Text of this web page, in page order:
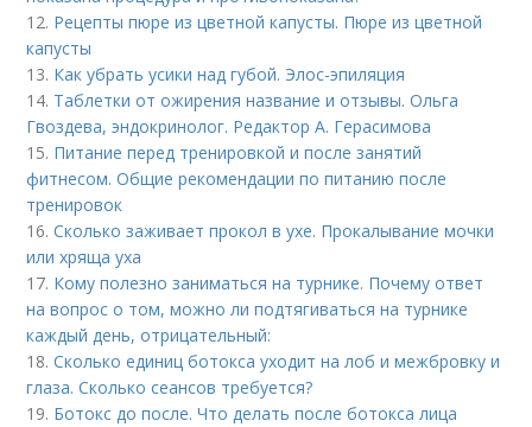
12. Рецепты пюре из цветной капусты. Пюре из цветной
капусты
13. Как убрать усики над губой. Элос-эпиляция
14. Таблетки от ожирения название и отзывы. Ольга
Гвоздева, эндокринолог. Редактор А. Герасимова
15. Питание перед тренировкой и после занятий
фитнесом. Общие рекомендации по питанию после
тренировок
16.Сколько заживает прокол в ухе. Прокалывание мочки
или хряща уха
17. Кому полезно заниматься на турнике. Почему ответ
на вопрос о том, можно ли подтягиваться на турнике
каждый день, отрицательный:
18.Сколько единиц ботокса уходит на лоб и межбровку и
глаза. Сколько сеансов требуется?
19. Ботокс до после. Что делать после ботокса лица